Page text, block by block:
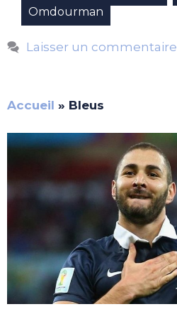
Omdourman
Laisser un commentaire
Accueil » Bleus